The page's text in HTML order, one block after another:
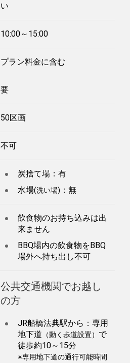
い
10:00～15:00
プラン料金に含む
要
50区画
不可
炭捨て場：有
水場(洗い場) ：無
飲食物のお持ち込みは出
来ません
BBQ場内の飲食物をBBQ
場外へ持ち出し不可
公共交通機関でお越し
の方
JR船橋法典駅から：専用
地下道 （動く歩道設置） で
徒歩約10～15分
※専用地下道の通行可能時間